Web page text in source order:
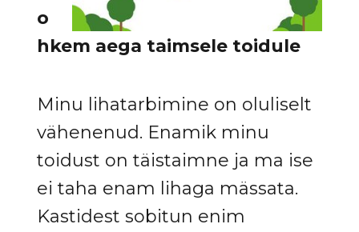
o
hkem aega taimsele toidule
Minu lihatarbimine on oluliselt
vähenenud. Enamik minu
toidust on täistaimne ja ma ise
ei taha enam lihaga mässata.
Kastidest sobitun enim